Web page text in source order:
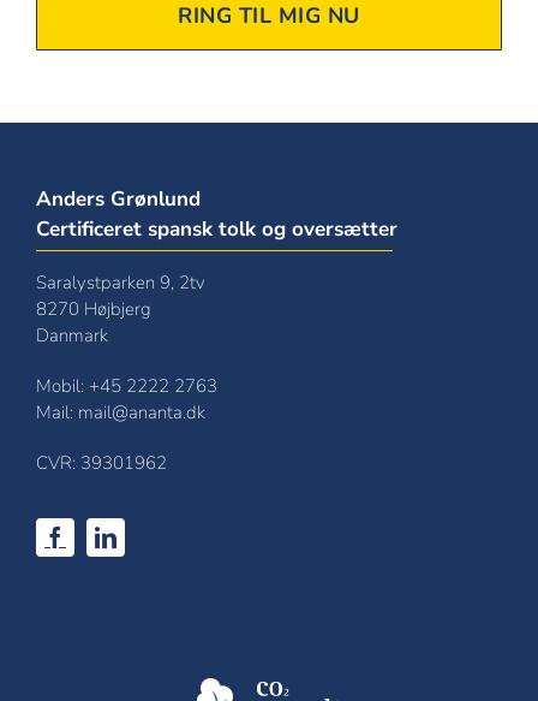
RING TIL MIG NU
Anders Grønlund
Certificeret spansk tolk og oversætter
Saralystparken 9, 2tv
8270 Højbjerg
Danmark
Mobil: +45 2222 2763
Mail: mail@ananta.dk
CVR: 39301962